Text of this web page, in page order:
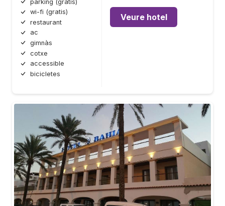
parking (gratis)
wi-fi (gratis)
restaurant
ac
gimnàs
cotxe
accessible
bicicletes
Veure hotel